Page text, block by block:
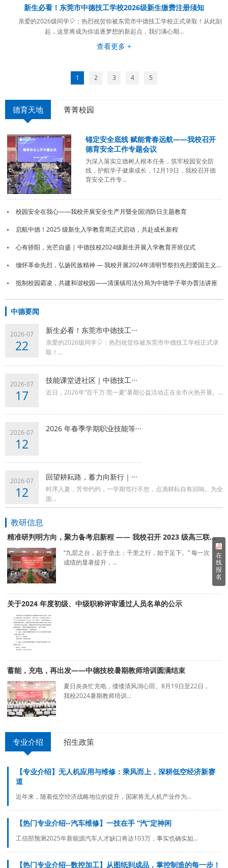
新生必看！东莞市中德技工学校2026级新生缴费注册须知
亲爱的2026级同学🎈：热烈祝贺你被东莞市中德技工学校正式录取！从此刻
起，这里将成为你追逐梦想的新起点，我们满心期...
查看更多 +
1 2 3 4 5
德育天地 菁菁校园
锚定安全底线 赋能青春远航——我校召开
德育安全工作专题会议
为深入落实立德树人根本任务，筑牢校园安全防
线，护航学子健康成长，12月19日，我校召开德
育安全工作专...
校园安全在我心——我校开展安全生产月暨全国消防日主题教育
启航中德！2025 级新生入学教育周正式启动，共赴成长新程
心有骄阳，光芒自盛 | 中德技校2024级新生开展入学教育开班仪式
缅怀革命先烈，弘扬民族精神 — 我校开展2024年清明节祭扫先烈爱国主义教育活动
抵制校园霸凌，共建和谐校园——清溪镇司法分局为中德学子举办普法讲座
中德要闻
2026-07
22
新生必看！东莞市中德技工···
亲爱的2026级同学🎈：热烈祝贺你被东莞市中德技工学校正式录
取！...
2026-07
17
技能课堂进社区｜中德技工···
近日，2026年“百千万·莞一夏”暑期公益活动正在全市火热开展。...
2026-07
12
2026 年春季学期职业技能等···
2026-07
12
回望耕耘路，蓄力向新行｜···
时序入夏，芳华灼灼，一学期笃行不怠，点滴耕耘自有回响。为全
面...
教研信息
精准研判明方向，聚力备考启新程 —— 我校召开 2023 级高三联考专题会
“九层之台，起于垒土；千里之行，始于足下。” 每一次
成绩的显著提升，...
关于2024 年度初级、中级职称评审通过人员名单的公示
蓄能，充电，再出发——中德技校暑期教师培训圆满结束
夏日炎炎忙充电，缕缕清风润心田。8月19日至22日，
我校2024暑期教师培训...
专业介绍 招生政策
【专业介绍】无人机应用与维修：乘风而上，深耕低空经济新赛
道
近年来，随着低空经济战略地位的提升，国家将无人机产业作为...
【热门专业介绍--汽车维修】一技在手 “汽”定神闲
工信部预测2025年新能源汽车人才缺口将达103万，事实也确实如...
【热门专业介绍--数控加工】从图纸到成品，掌控制造的每一步！
在
线
报
名